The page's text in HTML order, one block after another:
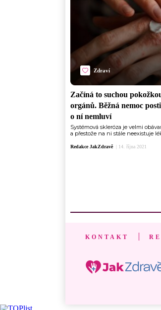
Zdraví
Začíná to suchou
orgánů. Běžná nemoc
o ní nemluví
Systémová skleróza je velmi
a přestože na ni stále neexistuje
Redakce JakZdravě 14. října 2021
KONTAKT